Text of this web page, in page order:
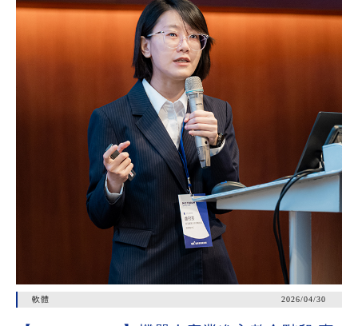
競爭力升級的兩大關鍵。
軟體 2026/04/30